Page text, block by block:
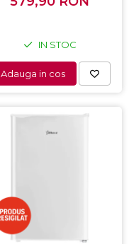
IN STOC
Adauga in cos